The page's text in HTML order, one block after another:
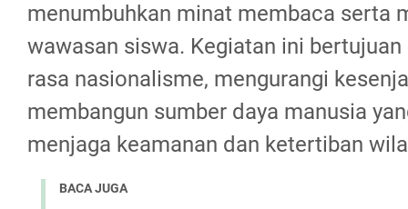
menumbuhkan minat membaca serta
wawasan siswa. Kegiatan ini
rasa nasionalisme, mengurangi
membangun sumber daya manusia
menjaga keamanan dan ketertiban
BACA JUGA